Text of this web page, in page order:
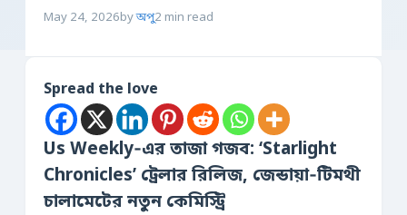
May 24, 2026byঅপু2 min read
Spread the love
Us Weekly‑এর তাজা গজব: ‘Starlight
Chronicles’ ট্রেলার রিলিজ, জেন্ডায়া‑টিমথী
চালামেটের নতুন কেমিস্ট্রি